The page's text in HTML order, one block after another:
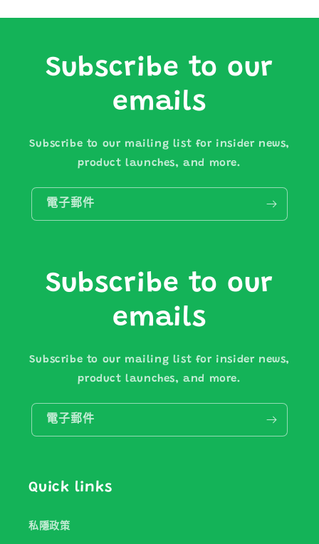
Subscribe to our
emails
Subscribe to our mailing list for insider news,
product launches, and more.
電子郵件
Subscribe to our
emails
Subscribe to our mailing list for insider news,
product launches, and more.
電子郵件
Quick links
私隱政策